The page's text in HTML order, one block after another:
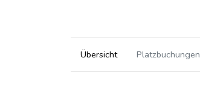
Übersicht Platzbuchungen